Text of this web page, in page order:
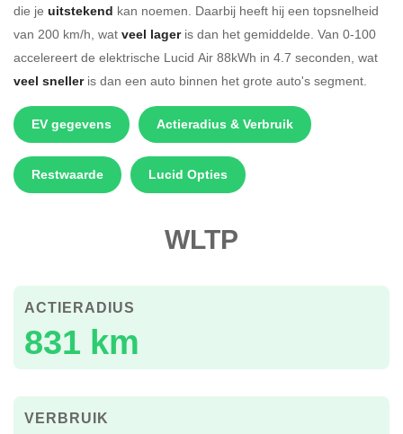
die je uitstekend kan noemen. Daarbij heeft hij een topsnelheid
van 200 km/h, wat veel lageris dan het gemiddelde. Van 0-100
accelereert de elektrische Lucid Air 88kWh in 4.7 seconden, wat
veel snelleris dan een auto binnen het grote auto's segment.
EV gegevens Actieradius & Verbruik
Restwaarde Lucid Opties
WLTP
831 km
ACTIERADIUS
VERBRUIK